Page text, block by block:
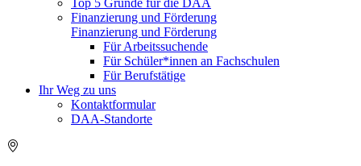
Top 5 Gründe für die DAA
Finanzierung und Förderung
Finanzierung und Förderung
Für Arbeitssuchende
Für Schüler*innen an Fachschulen
Für Berufstätige
Ihr Weg zu uns
Kontaktformular
DAA-Standorte